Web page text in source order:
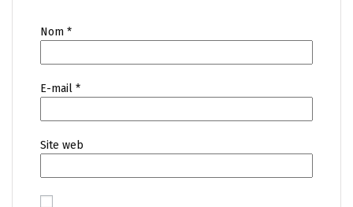
Nom *
E-mail *
Site web